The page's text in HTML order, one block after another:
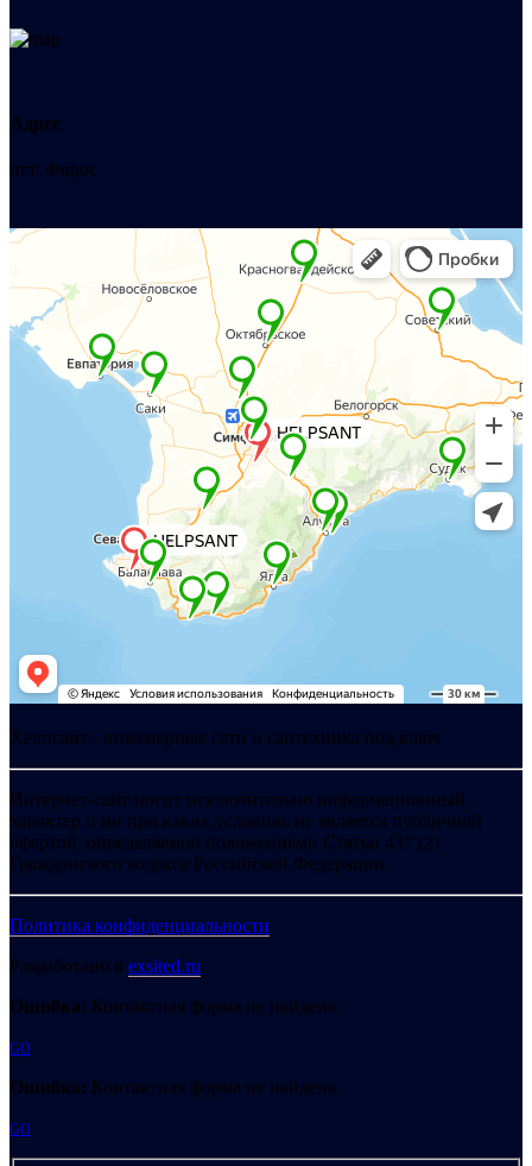
Адрес
пгт. Форос
Хелпсант - инженерные сети и сантехника под ключ
Интернет-сайт носит исключительно информационный
характер и ни при каких условиях не является публичной
офертой, определяемой положениями Статьи 437 (2)
Гражданского кодекса Российской Федерации.
Политика конфиденциальности
Разработано в exsited.ru
Ошибка: Контактная форма не найдена.
GO
Ошибка: Контактная форма не найдена.
GO